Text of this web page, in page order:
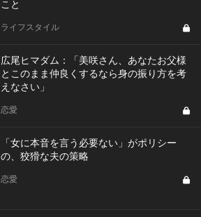
こと
ライフスタイル
広尾ヒマダム：「美咲さん、あなたお父様
とこのまま仲良くするなら身の振り方を考
えなさい」
恋愛
「女に本音を言う必要ない」がポリシー
の、狡猾な夫の策略
恋愛